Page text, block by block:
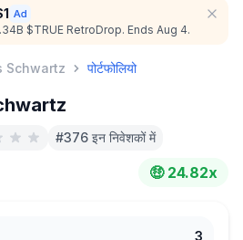
$TRUE RetroDrop. Ends Aug 4.
Schwartz पोर्टफोलियो
#376 इन निवेशकों में
🤑 24.82x
3